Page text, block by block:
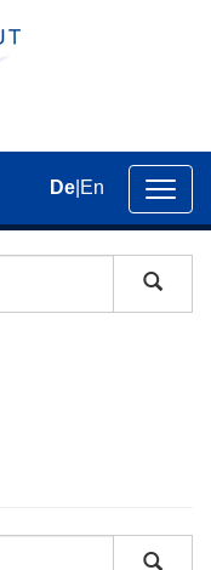
der
De En